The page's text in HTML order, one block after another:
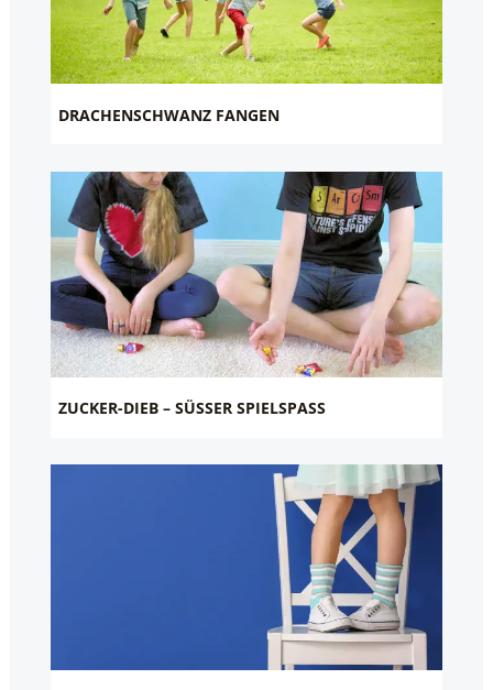
DRACHENSCHWANZ FANGEN
ZUCKER-DIEB – SÜSSER SPIELSPASS